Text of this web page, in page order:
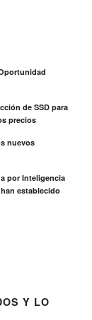
de SSD para
precios
nuevos
por Inteligencia
establecido
Y LO